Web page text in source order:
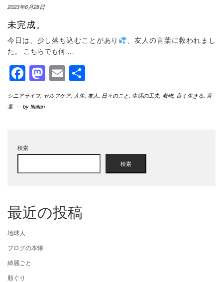
2023年6月28日
未完成。
今日は、少し落ち込むことがあり
、友人の言葉に救われまし
た。 こちらでも何 …
Facebook
Mastodon
Email
有
シニアライフ, セルフケア, 人生, 友人 , 日々のこと, 生活の工夫, 着物, 良く生きる, 言
葉 - by Illallan
検索
検索
最近の投稿
地球人
ブログの本懐
綺麗ごと
順ぐり